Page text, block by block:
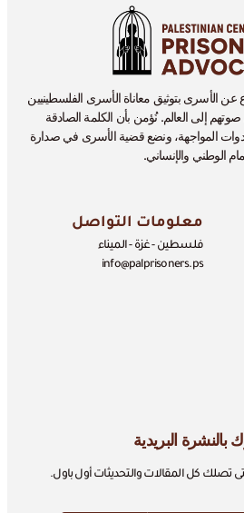
عن الأسرى بتوثيق معاناة الأسرى الفلسطينيين
إلى العالم. نُؤمن بأن الكلمة الصادقة
المواجهة، ونضع قضية الأسرى في صدارة
الوطني والإنساني.
معلومات التواصل
فلسطين - غزة - الميناء
info@palprisoners.ps
بالنشرة البريدية
تصلك كل المقالات والتحديثات أول باول.